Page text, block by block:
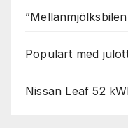
Populärt med
Nissan Leaf 52